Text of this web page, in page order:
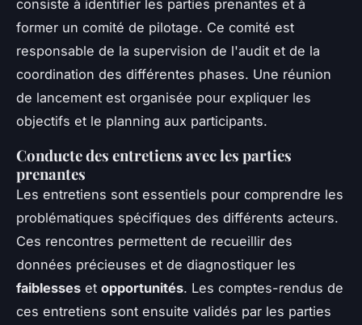
consiste à identifier les parties prenantes et à
former un comité de pilotage. Ce comité est
responsable de la supervision de l'audit et de la
coordination des différentes phases. Une réunion
de lancement est organisée pour expliquer les
objectifs et le planning aux participants.
Conducte des entretiens avec les parties
prenantes
Les entretiens sont essentiels pour comprendre les
problématiques spécifiques des différents acteurs.
Ces rencontres permettent de recueillir des
données précieuses et de diagnostiquer les
faiblesses et opportunités. Les comptes-rendus de
ces entretiens sont ensuite validés par les parties